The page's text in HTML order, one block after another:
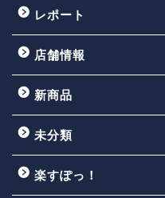
レポート
店舗情報
新商品
未分類
楽すぽっ！